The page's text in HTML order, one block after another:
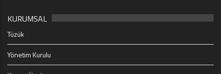
KURUMSAL
Tüzük
Yönetim Kurulu